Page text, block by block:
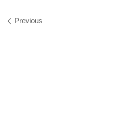
Images navigation
Previous